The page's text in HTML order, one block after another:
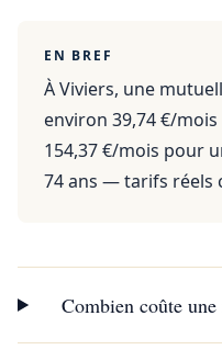
EN BREF
À Viviers, une
environ 39,74 €/
154,37 €/mois pour
74 ans — tarifs réels
Combien coûte